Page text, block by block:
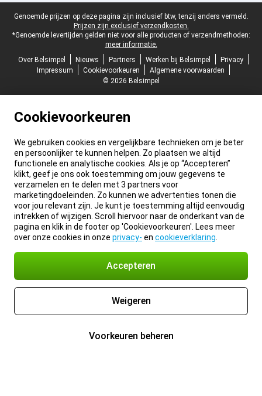
Juridische voettekst
Genoemde prijzen op deze pagina zijn inclusief btw, tenzij anders vermeld.
Prijzen zijn exclusief verzendkosten.
*Genoemde levertijden gelden niet voor alle producten of verzendmethoden:
meer informatie.
Over Belsimpel
Nieuws Partners Werken bij Belsimpel
Privacy
Impressum
Cookievoorkeuren
Algemene voorwaarden
© 2026 Belsimpel
Cookievoorkeuren
We gebruiken cookies en vergelijkbare technieken om je beter
en persoonlijker te kunnen helpen. Zo plaatsen we altijd
functionele en analytische cookies. Als je op “Accepteren”
klikt, geef je ons ook toestemming om jouw gegevens te
verzamelen en te delen met 3 partners voor
marketingdoeleinden. Zo kunnen we advertenties tonen die
voor jou relevant zijn. Je kunt je toestemming altijd eenvoudig
intrekken of wijzigen. Scroll hiervoor naar de onderkant van de
pagina en klik in de footer op 'Cookievoorkeuren'. Lees meer
over onze cookies in onze privacy- en cookieverklaring
Accepteren
Weigeren
Voorkeuren beheren